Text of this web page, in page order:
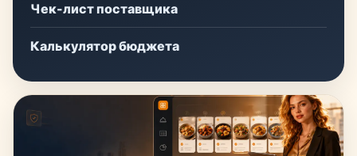
Чек-лист поставщика
Калькулятор бюджета